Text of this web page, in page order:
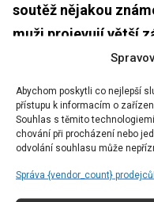
Abychom poskytli co nejlepší
přístupu k informacím o
Souhlas s těmito
chování při procházení nebo
odvolání souhlasu může
Správa {vendor_count} prodejců
soutěž nějakou
muži projevují větší
Proč myslíte, že
mají problém najít si
ideálního partnera